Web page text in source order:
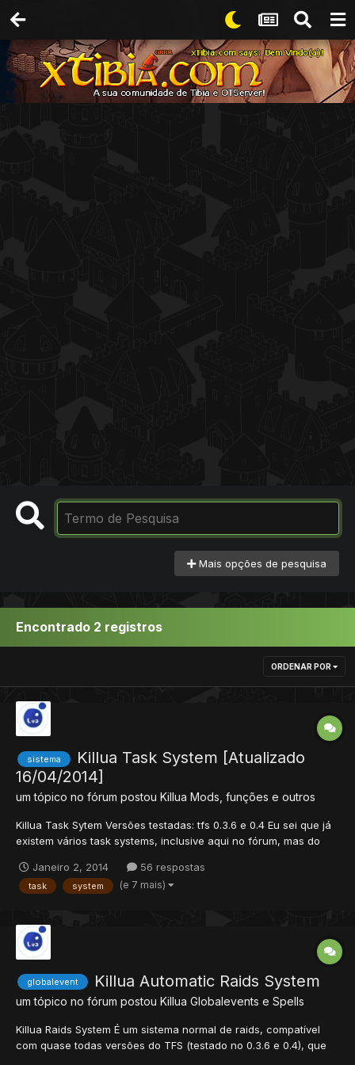
Mais opções de pesquisa
Encontrado 2 registros
ORDENAR POR
sistema
Killua Task System [Atualizado
16/04/2014]
um tópico no fórum postou Killua Mods, funções e outros
Killua Task Sytem Versões testadas: tfs 0.3.6 e 0.4 Eu sei que já
existem vários task systems, inclusive aqui no fórum, mas do
resolvi fazer um eu mesmo. O que ele tem de diferente? • É
totalmente simplificado. • Não precisa...
Janeiro 2, 2014 56 respostas
task system (e 7 mais)
globalevent Killua Automatic Raids System
um tópico no fórum postou Killua Globalevents e Spells
Killua Raids System É um sistema normal de raids, compatível
com quase todas versões do TFS (testado no 0.3.6 e 0.4), que